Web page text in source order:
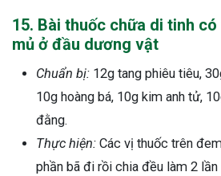
15. Bài thuốc chữa di tinh
mủ ở đầu dương vật
Chuẩn bị: 12g tang phiêu tiêu,
10g hoàng bá, 10g kim anh tử,
đằng.
Thực hiện: Các vị thuốc trên
phần bã đi rồi chia đều làm 2